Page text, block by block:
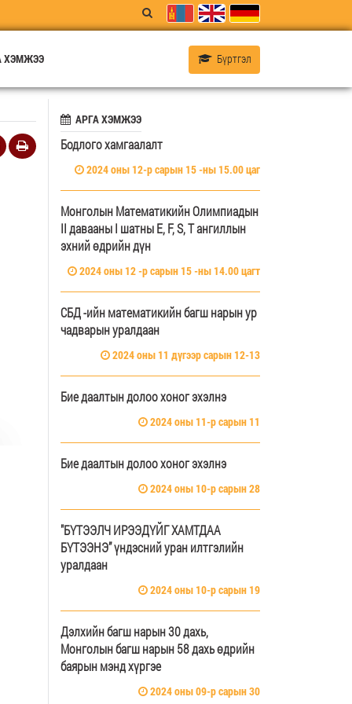
ХЭМЖЭЭ Бүртгэл
АРГА ХЭМЖЭЭ
Бодлого хамгаалалт
2024 оны 12-р сарын 15 -ны 15.00 цаг
Монголын Математикийн Олимпиадын
II давааны I шатны E, F, S, T ангиллын
эхний өдрийн дүн
2024 оны 12 -р сарын 15 -ны 14.00 цагт
СБД -ийн математикийн багш нарын ур
чадварын уралдаан
2024 оны 11 дүгээр сарын 12-13
Бие даалтын долоо хоног эхэлнэ
2024 оны 11-р сарын 11
Бие даалтын долоо хоног эхэлнэ
2024 оны 10-р сарын 28
"БҮТЭЭЛЧ ИРЭЭДҮЙГ ХАМТДАА
БҮТЭЭНЭ” үндэсний уран илтгэлийн
уралдаан
2024 оны 10-р сарын 19
Дэлхийн багш нарын 30 дахь,
Монголын багш нарын 58 дахь өдрийн
баярын мэнд хүргэе
2024 оны 09-р сарын 30